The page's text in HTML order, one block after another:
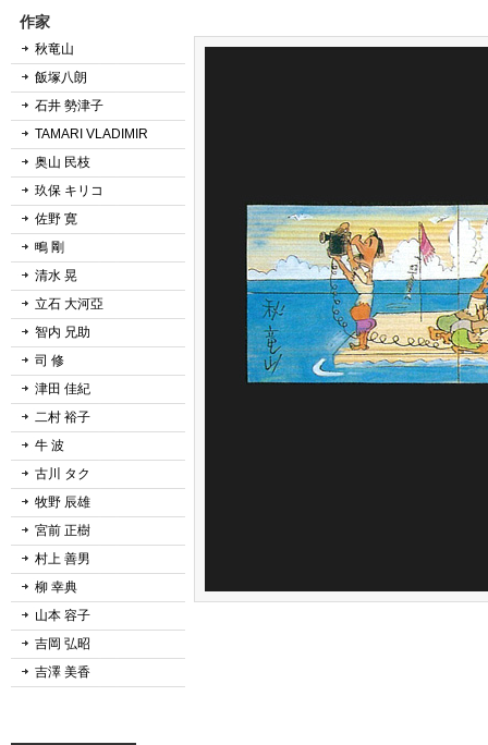
作家
秋竜山
飯塚八朗
石井 勢津子
TAMARI VLADIMIR
奥山 民枝
玖保 キリコ
佐野 寛
鴫 剛
清水 晃
立石 大河亞
智内 兄助
司 修
津田 佳紀
二村 裕子
牛 波
古川 タク
牧野 辰雄
宮前 正樹
村上 善男
柳 幸典
山本 容子
吉岡 弘昭
吉澤 美香